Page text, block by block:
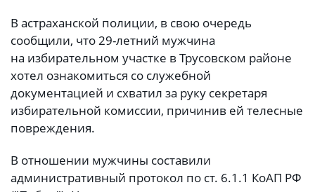
В астраханской полиции, в свою очередь
сообщили, что 29-летний мужчина
на избирательном участке в Трусовском районе
хотел ознакомиться со служебной
документацией и схватил за руку секретаря
избирательной комиссии, причинив ей телесные
повреждения.
В отношении мужчины составили
административный протокол по ст. 6.1.1 КоАП РФ